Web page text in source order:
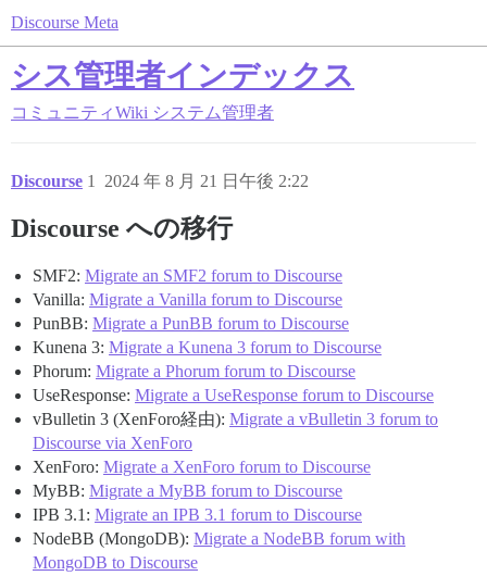
Discourse Meta
シス管理者インデックス
コミュニティWiki システム管理者
Discourse 2024 年 8 月 21 日午後 2:22
1
Discourse への移行
SMF2: Migrate an SMF2 forum to Discourse
Vanilla: Migrate a Vanilla forum to Discourse
PunBB: Migrate a PunBB forum to Discourse
Kunena 3: Migrate a Kunena 3 forum to Discourse
Phorum: Migrate a Phorum forum to Discourse
UseResponse: Migrate a UseResponse forum to Discourse
vBulletin 3 (XenForo経由): Migrate a vBulletin 3 forum to
Discourse via XenForo
XenForo: Migrate a XenForo forum to Discourse
MyBB: Migrate a MyBB forum to Discourse
IPB 3.1: Migrate an IPB 3.1 forum to Discourse
NodeBB (MongoDB): Migrate a NodeBB forum with
MongoDB to Discourse